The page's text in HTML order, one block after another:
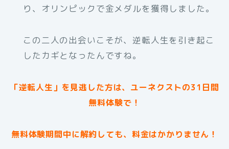
り、オリンピックで金メダルを獲得しました。
この二人の出会いこそが、逆転人生を引き起こ
したカギとなったんですね。
「逆転人生」を見逃した方は、ユーネクストの31日間
無料体験で！
無料体験期間中に解約しても、料金はかかりません！